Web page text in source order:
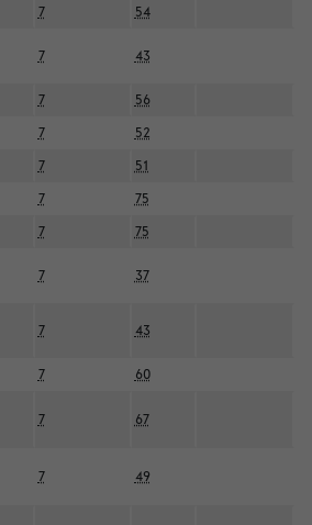
7 54
7 43
7
56
7
52
7
51
7
75
7 75
7 37
7 43
7 60
7 67
7 49